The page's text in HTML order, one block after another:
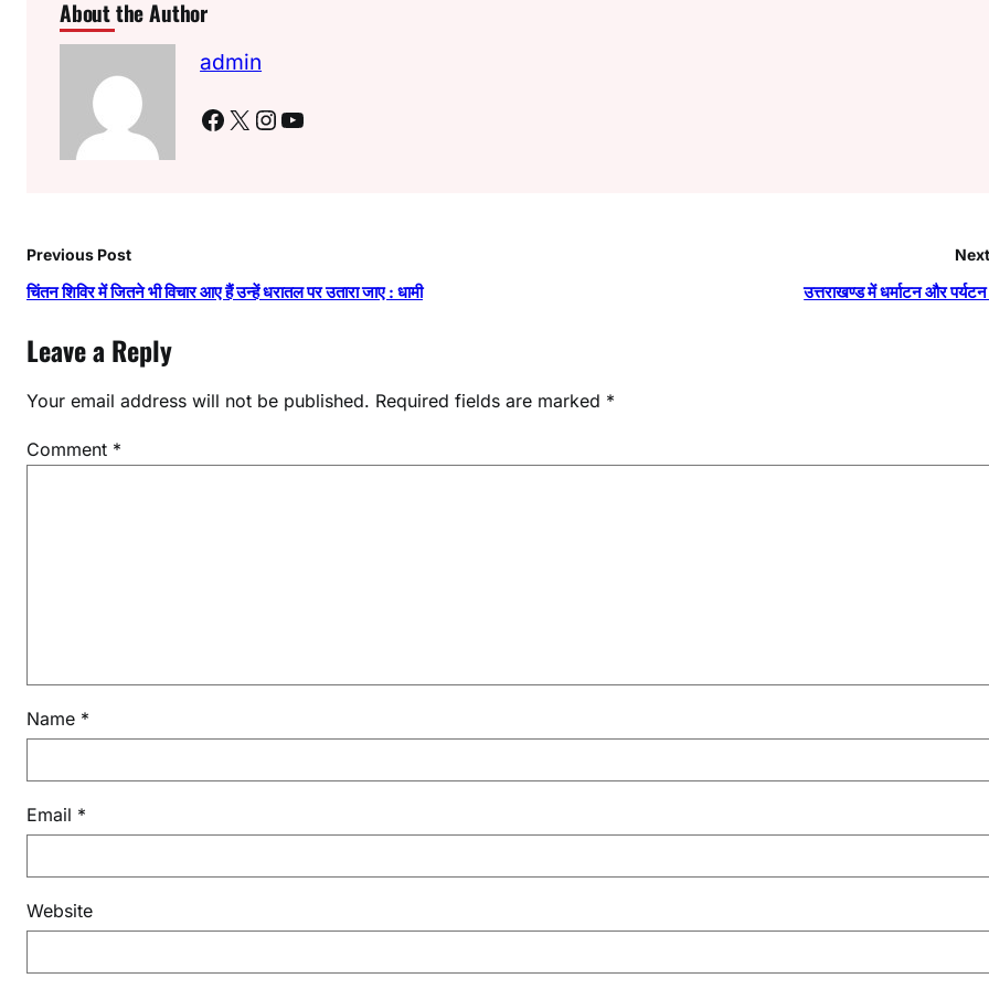
About the Author
admin
Facebook X Instagram YouTube
Previous Post
चिंतन शिविर में जितने भी विचार आए हैं उन्हें धरातल पर उतारा जाए : धामी उत्तराखण्ड में धर्माटन और
Leave a Reply
Your email address will not be published. Required fields are marked *
Comment *
Name *
Email *
Website